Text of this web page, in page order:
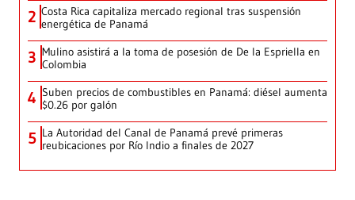
2 Costa Rica capitaliza mercado regional tras suspensión
energética de Panamá
3 Mulino asistirá a la toma de posesión de De la Espriella en
Colombia
4 Suben precios de combustibles en Panamá: diésel aumenta
$0.26 por galón
5 La Autoridad del Canal de Panamá prevé primeras
reubicaciones por Río Indio a finales de 2027